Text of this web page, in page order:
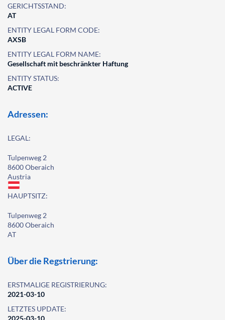
GERICHTSSTAND:
AT
ENTITY LEGAL FORM CODE:
AXSB
ENTITY LEGAL FORM NAME:
Gesellschaft mit beschränkter Haftung
ENTITY STATUS:
ACTIVE
Adressen:
LEGAL:
Tulpenweg 2
8600 Oberaich
Austria
HAUPTSITZ:
Tulpenweg 2
8600 Oberaich
AT
Über die Regstrierung:
ERSTMALIGE REGISTRIERUNG:
2021-03-10
LETZTES UPDATE:
2025-03-10